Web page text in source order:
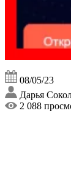
08/05/23
Дарья
2 088